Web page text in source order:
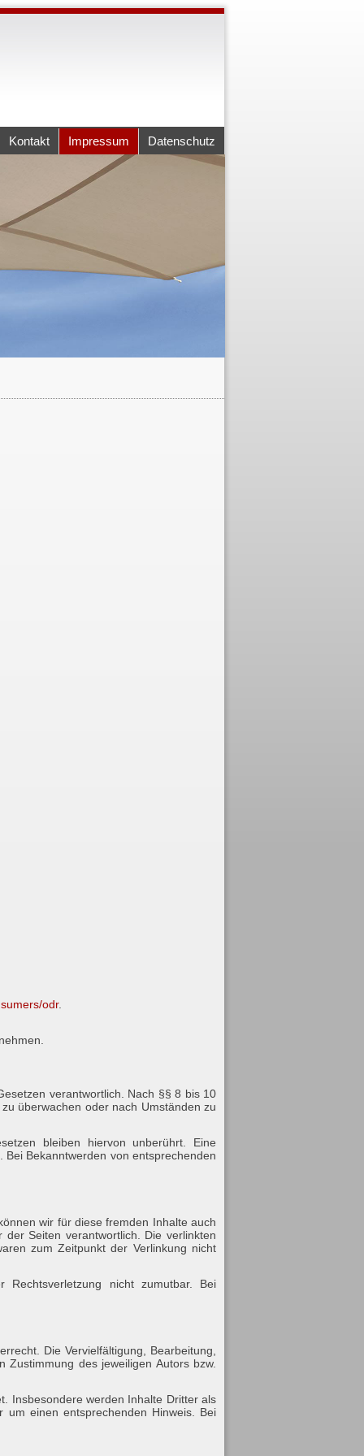
Kontakt Impressum Datenschutz
odr.
verantwortlich. Nach §§ 8 bis 10
überwachen oder nach Umständen zu
bleiben hiervon unberührt. Eine
Bekanntwerden von entsprechenden
wir für diese fremden Inhalte auch
Seiten verantwortlich. Die verlinkten
zum Zeitpunkt der Verlinkung nicht
nicht zumutbar. Bei
Die Vervielfältigung, Bearbeitung,
des jeweiligen Autors bzw.
Insbesondere werden Inhalte Dritter als
um einen entsprechenden Hinweis. Bei